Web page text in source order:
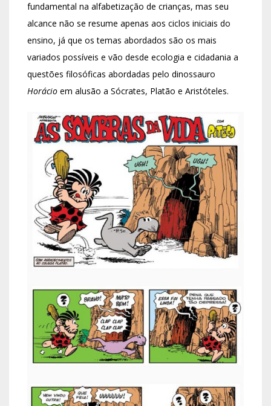
fundamental na alfabetização de crianças, mas seu
alcance não se resume apenas aos ciclos iniciais do
ensino, já que os temas abordados são os mais
variados possíveis e vão desde ecologia e cidadania a
questões filosóficas abordadas pelo dinossauro
Horácio em alusão a Sócrates, Platão e Aristóteles.